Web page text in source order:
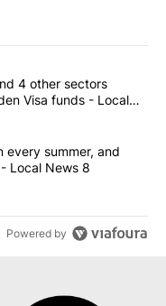
articles in the last
care, and 4 other
4 other sectors
Visa funds - Local
cash in every
every summer, and
Local News 8
Powered by